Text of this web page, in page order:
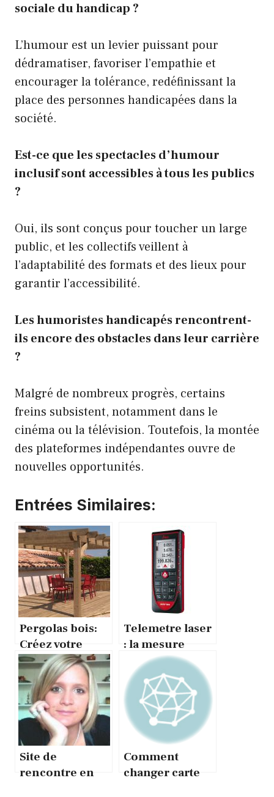
sociale du handicap ?
L’humour est un levier puissant pour
dédramatiser, favoriser l’empathie et
encourager la tolérance, redéfinissant la
place des personnes handicapées dans la
société.
Est-ce que les spectacles d’humour
inclusif sont accessibles à tous les publics
?
Oui, ils sont conçus pour toucher un large
public, et les collectifs veillent à
l’adaptabilité des formats et des lieux pour
garantir l’accessibilité.
Les humoristes handicapés rencontrent-
ils encore des obstacles dans leur carrière
?
Malgré de nombreux progrès, certains
freins subsistent, notamment dans le
cinéma ou la télévision. Toutefois, la montée
des plateformes indépendantes ouvre de
nouvelles opportunités.
Entrées Similaires:
Pergolas bois:
Créez votre
espace détente
à ciel ouvert !
Telemetre laser
: la mesure
deviendra un
jeu d’enfant
Site de
rencontre en
Comment
changer carte